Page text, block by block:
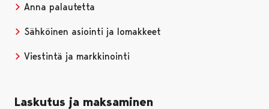
Anna palautetta
Sähköinen asiointi ja lomakkeet
Viestintä ja markkinointi
Laskutus ja maksaminen